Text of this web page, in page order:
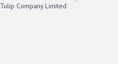
Tulip Company Limited